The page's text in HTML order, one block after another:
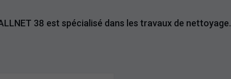
38 est spécialisé dans les travaux de nettoyage.